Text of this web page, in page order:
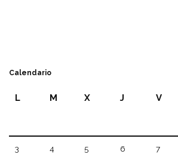
Calendario
L M X J V
3 4 5 6 7